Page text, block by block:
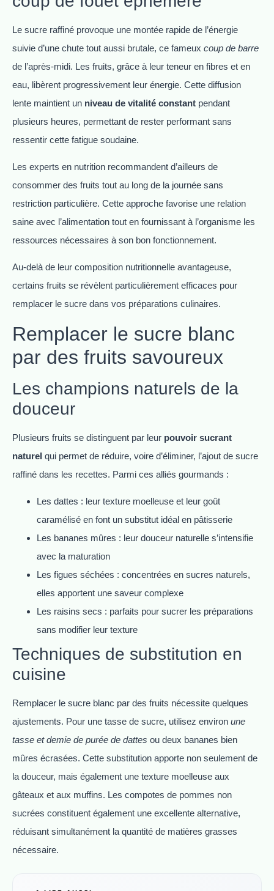
Le sucre raffiné provoque une montée rapide de l’énergie
suivie d’une chute tout aussi brutale, ce fameux coup de barre
de l’après-midi. Les fruits, grâce à leur teneur en fibres et en
eau, libèrent progressivement leur énergie. Cette diffusion
lente maintient un niveau de vitalité constant pendant
plusieurs heures, permettant de rester performant sans
ressentir cette fatigue soudaine.
Les experts en nutrition recommandent d’ailleurs de
consommer des fruits tout au long de la journée sans
restriction particulière. Cette approche favorise une relation
saine avec l’alimentation tout en fournissant à l’organisme les
ressources nécessaires à son bon fonctionnement.
Au-delà de leur composition nutritionnelle avantageuse,
certains fruits se révèlent particulièrement efficaces pour
remplacer le sucre dans vos préparations culinaires.
Remplacer le sucre blanc
par des fruits savoureux
Les champions naturels de la
douceur
Plusieurs fruits se distinguent par leur pouvoir sucrant
naturel qui permet de réduire, voire d’éliminer, l’ajout de sucre
raffiné dans les recettes. Parmi ces alliés gourmands :
Les dattes : leur texture moelleuse et leur goût
caramélisé en font un substitut idéal en pâtisserie
Les bananes mûres : leur douceur naturelle s’intensifie
avec la maturation
Les figues séchées : concentrées en sucres naturels,
elles apportent une saveur complexe
Les raisins secs : parfaits pour sucrer les préparations
sans modifier leur texture
Techniques de substitution en
cuisine
Remplacer le sucre blanc par des fruits nécessite quelques
ajustements. Pour une tasse de sucre, utilisez environ une
tasse et demie de purée de dattes ou deux bananes bien
mûres écrasées. Cette substitution apporte non seulement de
la douceur, mais également une texture moelleuse aux
gâteaux et aux muffins. Les compotes de pommes non
sucrées constituent également une excellente alternative,
réduisant simultanément la quantité de matières grasses
nécessaire.